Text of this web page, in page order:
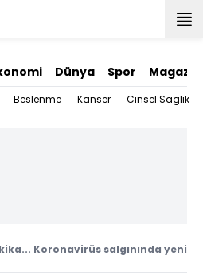
Dünya Spor Magazin
Beslenme Kanser Cinsel Sağlık
Koronavirüs salgınında yeni